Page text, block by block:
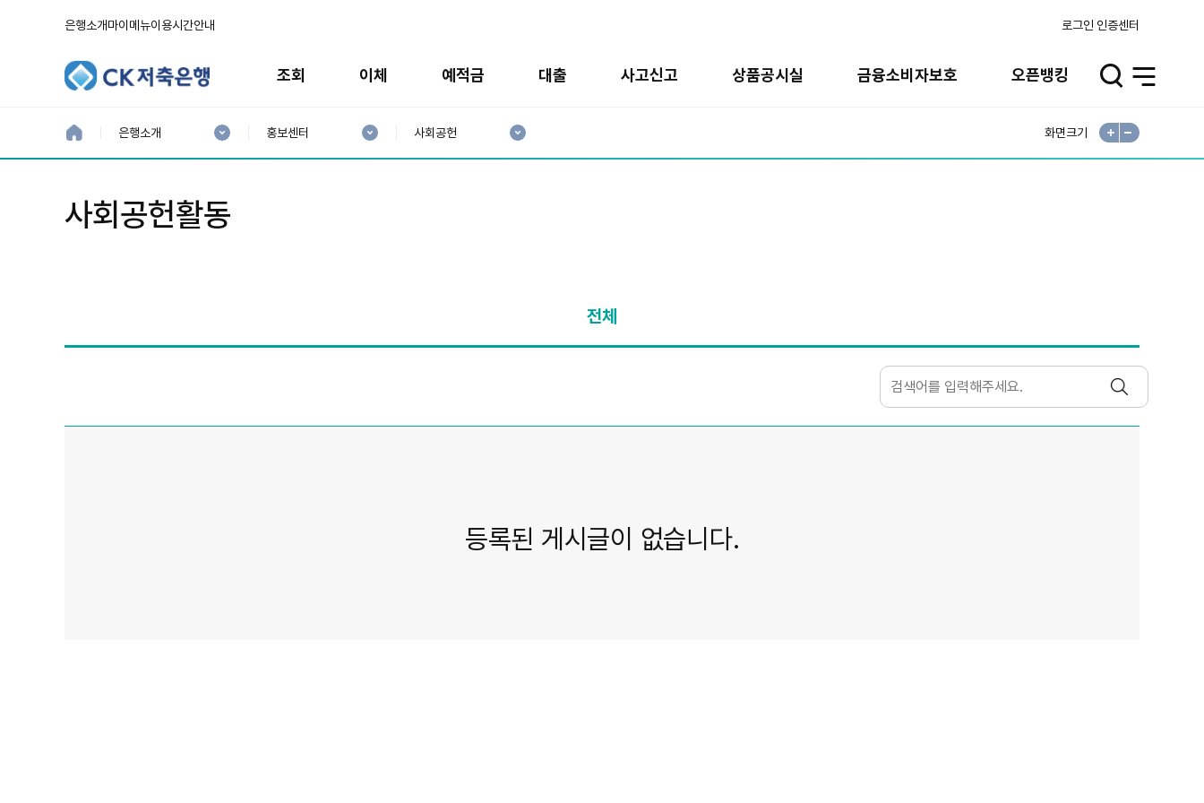
은행소개마이메뉴이용시간안내 로그인 인증센터
조회 이체 예적금 대출 사고신고 상품공시실 금융소비자보호 오픈뱅킹
검
색
전
체
홈
재
1
류
은행소개
재
2
류
홍보센터
재
3
류
사회공헌 화면크기
확
대
축
소
사회공헌활동
전체
등록된 게시글이 없습니다.